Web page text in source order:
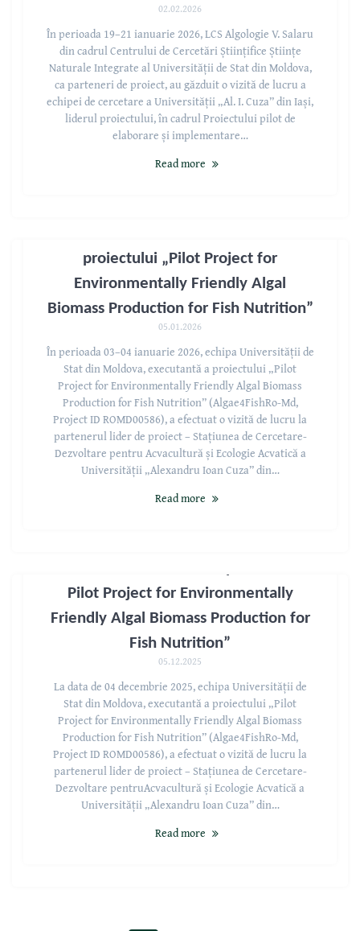
02.02.2026
În perioada 19–21 ianuarie 2026, LCS Algologie V. Salaru
din cadrul Centrului de Cercetări Științifice Științe
Naturale Integrate al Universității de Stat din Moldova,
ca parteneri de proiect, au găzduit o vizită de lucru a
echipei de cercetare a Universității „Al. I. Cuza” din Iași,
liderul proiectului, în cadrul Proiectului pilot de
elaborare și implementare…
Read more
proiectului „Pilot Project for
Environmentally Friendly Algal
Biomass Production for Fish Nutrition”
05.01.2026
În perioada 03–04 ianuarie 2026, echipa Universității de
Stat din Moldova, executantă a proiectului „Pilot
Project for Environmentally Friendly Algal Biomass
Production for Fish Nutrition” (Algae4FishRo-Md,
Project ID ROMD00586), a efectuat o vizită de lucru la
partenerul lider de proiect – Stațiunea de Cercetare-
Dezvoltare pentru Acvacultură și Ecologie Acvatică a
Universității „Alexandru Ioan Cuza” din…
Read more
Pilot Project for Environmentally
Friendly Algal Biomass Production for
Fish Nutrition”
05.12.2025
La data de 04 decembrie 2025, echipa Universității de
Stat din Moldova, executantă a proiectului „Pilot
Project for Environmentally Friendly Algal Biomass
Production for Fish Nutrition” (Algae4FishRo-Md,
Project ID ROMD00586), a efectuat o vizită de lucru la
partenerul lider de proiect – Stațiunea de Cercetare-
Dezvoltare pentruAcvacultură și Ecologie Acvatică a
Universității „Alexandru Ioan Cuza” din…
Read more